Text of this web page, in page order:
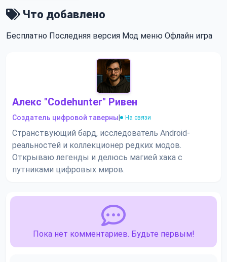
Что добавлено
Бесплатно Последняя версия Мод меню Офлайн игра
Алекс "Codehunter" Ривен
Создатель цифровой таверны На связи
Странствующий бард, исследователь Android-
реальностей и коллекционер редких модов.
Открываю легенды и делюсь магией хака с
путниками цифровых миров.
Пока нет комментариев. Будьте первым!